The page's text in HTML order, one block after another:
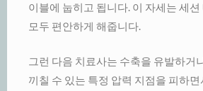
이블에 눕히고 됩니다. 이 자세는 세
모두 편안하게 해줍니다.
그런 다음 치료사는 수축을 유발하거
끼칠 수 있는 특정 압력 지점을 피하